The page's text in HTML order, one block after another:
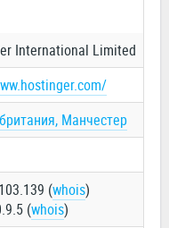
International Limited
Манчестер
(whois)
(whois)